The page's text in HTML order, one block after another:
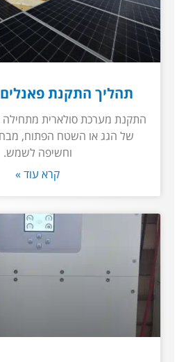
תהליך התקנת פאנלים
התקנת מערכת סולארית
של הגג או השטח הפתוח,
וחשיפה לשמש.
קרא עוד »